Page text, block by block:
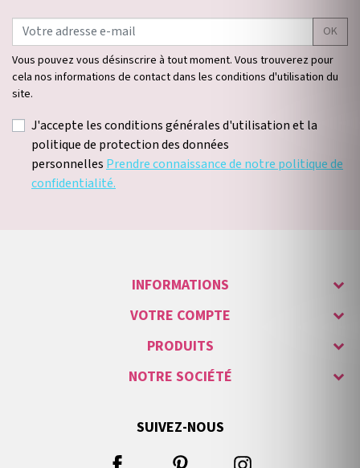
OK
Vous pouvez vous désinscrire à tout moment. Vous trouverez pour
cela nos informations de contact dans les conditions d'utilisation du
site.
J'accepte les conditions générales d'utilisation et la
politique de protection des données
personnelles Prendre connaissance de notre politique de
confidentialité.
INFORMATIONS
VOTRE COMPTE
PRODUITS
NOTRE SOCIÉTÉ
SUIVEZ-NOUS